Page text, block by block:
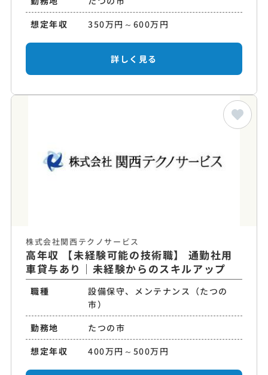
想定年収
350万円～600万円
詳しく見る
株式会社関西テクノサービス
高年収 【未経験可能の技術職】 通勤社用
車貸与あり｜未経験からのスキルアップ
職種
設備保守、メンテナンス（たつの
市）
勤務地
たつの市
想定年収
400万円～500万円